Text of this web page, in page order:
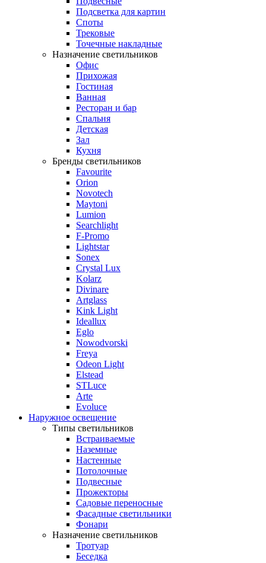
Подсветка для картин
Споты
Трековые
Точечные накладные
Назначение светильников
Офис
Прихожая
Гостиная
Ванная
Ресторан и бар
Спальня
Детская
Зал
Кухня
Бренды светильников
Favourite
Orion
Novotech
Maytoni
Lumion
Searchlight
F-Promo
Lightstar
Sonex
Crystal Lux
Kolarz
Divinare
Artglass
Kink Light
Ideallux
Eglo
Nowodvorski
Freya
Odeon Light
Elstead
STLuce
Arte
Evoluce
Наружное освещение
Типы светильников
Встраиваемые
Наземные
Настенные
Потолочные
Подвесные
Прожекторы
Садовые переносные
Фасадные светильники
Фонари
Назначение светильников
Тротуар
Беседка